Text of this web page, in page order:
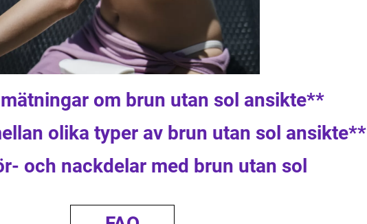
om brun utan sol ansikte**
olika typer av brun utan sol ansikte**
och nackdelar med brun utan sol